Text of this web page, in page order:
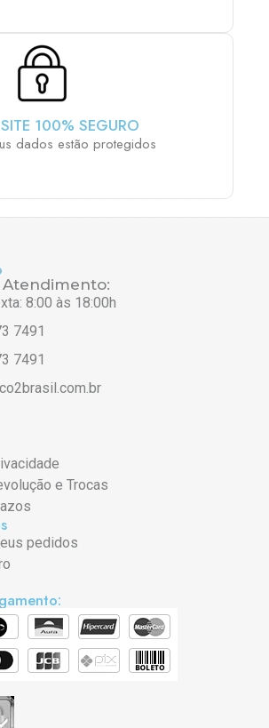
SITE 100% SEGURO
dados estão protegidos
Atendimento:
8:00 às 18:00h
7491
7491
e Trocas
pedidos